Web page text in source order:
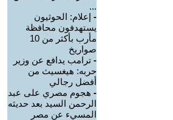
...
- إعلام: الحوثيون
يستهدفون محافظة
مأرب بأكثر من 10
صواريخ
- ترامب يدافع عن وزير
حربه: هيغسيث من
أفضل رجالي
- هجوم مصري على عبد
الرحمن السيد بعد حديثه
المسيء عن مصر